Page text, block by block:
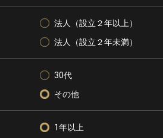
法人（設立２年以上）
法人（設立２年未満）
30代
その他
1年以上